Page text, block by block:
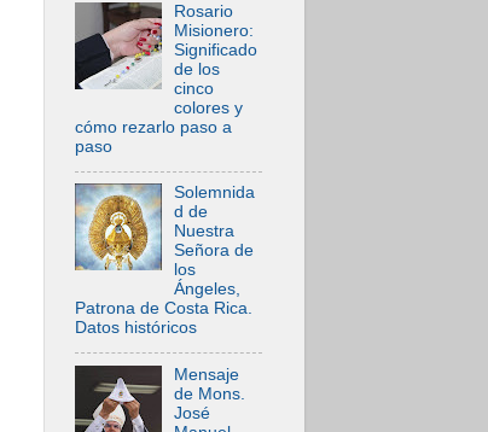
Rosario
Misionero:
Significado
de los
cinco
colores y
cómo rezarlo paso a
paso
Solemnida
d de
Nuestra
Señora de
los
Ángeles,
Patrona de Costa Rica.
Datos históricos
Mensaje
de Mons.
José